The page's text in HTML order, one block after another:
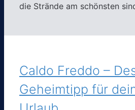
die Strände am schönsten
Caldo Freddo –
Geheimtipp für